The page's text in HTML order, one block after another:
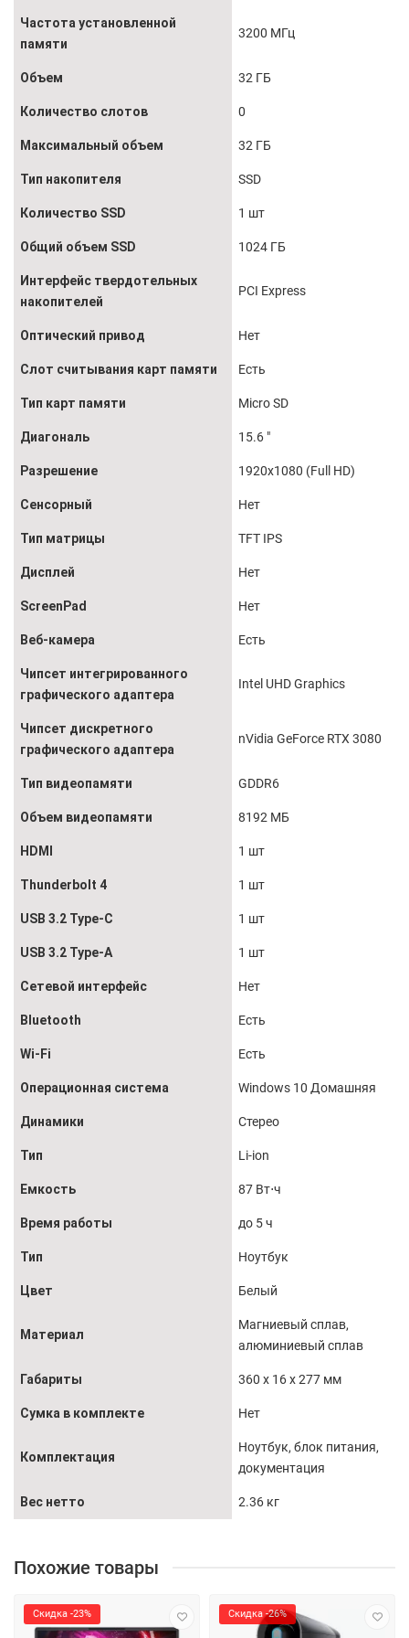
Частота установленной
памяти
3200 МГц
Объем 32 ГБ
Количество слотов 0
Максимальный объем 32 ГБ
Тип накопителя SSD
Количество SSD 1 шт
Общий объем SSD 1024 ГБ
Интерфейс твердотельных
накопителей
PCI Express
Оптический привод Нет
Слот считывания карт памяти Есть
Тип карт памяти Micro SD
Диагональ 15.6 "
Разрешение 1920x1080 (Full HD)
Сенсорный Нет
Тип матрицы TFT IPS
Дисплей Нет
ScreenPad Нет
Веб-камера Есть
Чипсет интегрированного
графического адаптера
Intel UHD Graphics
Чипсет дискретного
графического адаптера
nVidia GeForce RTX 3080
Тип видеопамяти GDDR6
Объем видеопамяти 8192 МБ
HDMI 1 шт
Thunderbolt 4 1 шт
USB 3.2 Type-C 1 шт
USB 3.2 Type-А 1 шт
Сетевой интерфейс Нет
Bluetooth Есть
Wi-Fi Есть
Операционная система Windows 10 Домашняя
Динамики Стерео
Тип Li-ion
Емкость 87 Вт⋅ч
Время работы до 5 ч
Тип Ноутбук
Цвет Белый
Материал
Магниевый сплав,
алюминиевый сплав
Габариты 360 x 16 x 277 мм
Сумка в комплекте Нет
Комплектация
Ноутбук, блок питания,
документация
Вес нетто 2.36 кг
Похожие товары
Скидка -23% Скидка -26%